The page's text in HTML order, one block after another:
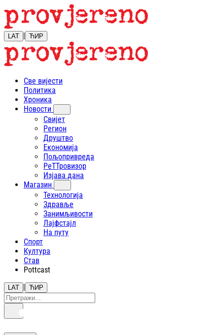
LAT | ЋИР
Све вијести
Политика
Хроника
Новости
Свијет
Регион
Друштво
Економија
Пољопривреда
РеТТровизор
Изјава дана
Магазин
Технологија
Здравље
Занимљивости
Лајфстajл
На путу
Спорт
Култура
Став
Pottcast
LAT | ЋИР